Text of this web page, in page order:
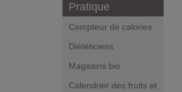
Pratique
Compteur de calories
Diététiciens
Magasins bio
Calendrier des fruits et